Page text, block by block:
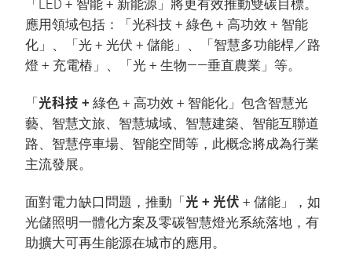
「LED + 智能 + 新能源」將更有效推動雙碳目標。
應用領域包括：「光科技 + 綠色 + 高功效 + 智能
化」、「光 + 光伏 + 儲能」、「智慧多功能桿／路
燈 + 充電樁」、「光 + 生物——垂直農業」等。
「 光科技 + 綠色 + 高功效 + 智能化」包含智慧光
藝、智慧文旅、智慧城域、智慧建築、智能互聯道
路、智慧停車場、智能空間等，此概念將成為行業
主流發展。
面對電力缺口問題，推動「 光 + 光伏 + 儲能」，如
光儲照明一體化方案及零碳智慧燈光系統落地，有
助擴大可再生能源在城市的應用。